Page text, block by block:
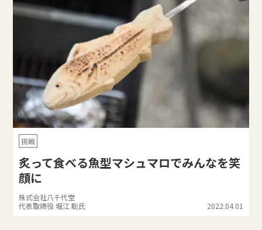
挑戦
炙って食べる魚型マシュマロでみんなを笑
顔に
株式会社八千代堂
代表取締役 堀江 聡氏
2022.04.01